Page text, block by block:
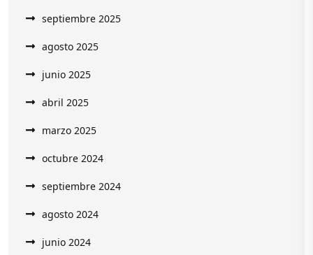
septiembre 2025
agosto 2025
junio 2025
abril 2025
marzo 2025
octubre 2024
septiembre 2024
agosto 2024
junio 2024